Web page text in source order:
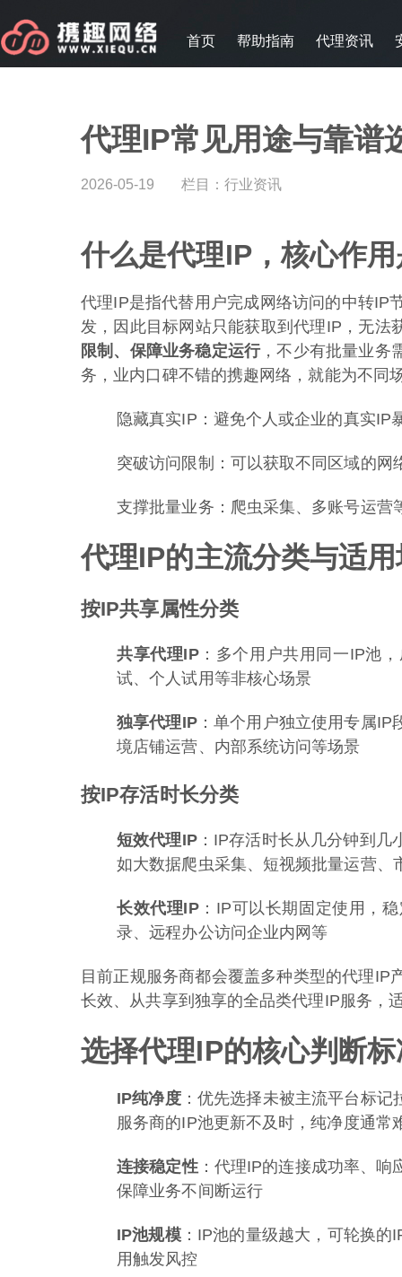
首页 帮助指南 代理资讯
代理IP常见用途与靠谱
2026-05-19 栏目： 行业资讯
什么是代理IP，核心作
代理IP是指代替用户完成网络访问的中转IP
发，因此目标网站只能获取到代理IP，无法
限制、保障业务稳定运行，不少有批量业务
务，业内口碑不错的携趣网络，就能为不同
隐藏真实IP：避免个人或企业的真实IP
突破访问限制：可以获取不同区域的
支撑批量业务：爬虫采集、多账号运
代理IP的主流分类与适
按IP共享属性分类
共享代理IP：多个用户共用同一IP池
试、个人试用等非核心场景
独享代理IP：单个用户独立使用专属IP
境店铺运营、内部系统访问等场景
按IP存活时长分类
短效代理IP：IP存活时长从几分钟到几
如大数据爬虫采集、短视频批量运营、
长效代理IP：IP可以长期固定使用，
录、远程办公访问企业内网等
目前正规服务商都会覆盖多种类型的代理
长效、从共享到独享的全品类代理IP服务，
选择代理IP的核心判断
IP纯净度：优先选择未被主流平台标记
服务商的IP池更新不及时，纯净度通常
连接稳定性：代理IP的连接成功率、响
保障业务不间断运行
IP池规模：IP池的量级越大，可轮换的
用触发风控